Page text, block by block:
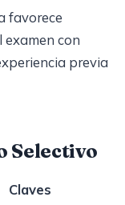
favorece
examen con
previa
Selectivo
Claves